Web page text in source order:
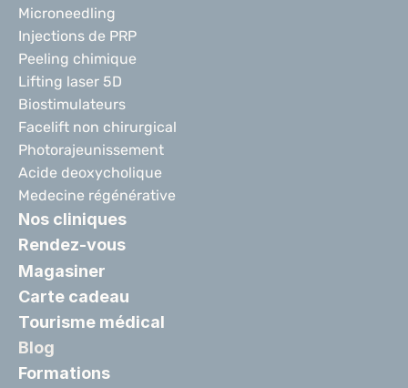
Microneedling
Injections de PRP
Peeling chimique
Lifting laser 5D
Biostimulateurs
Facelift non chirurgical
Photorajeunissement
Acide deoxycholique
Medecine régénérative
Nos cliniques
Rendez-vous
Magasiner
Carte cadeau
Tourisme médical
Blog
Formations